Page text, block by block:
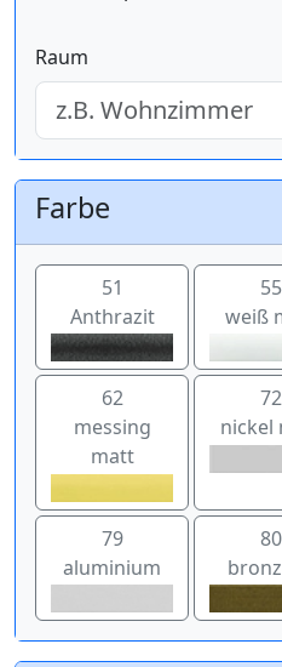
Raum
Farbe
51
Anthrazit
55
weiß
62
messing
matt
72
nickel
79
aluminium
80